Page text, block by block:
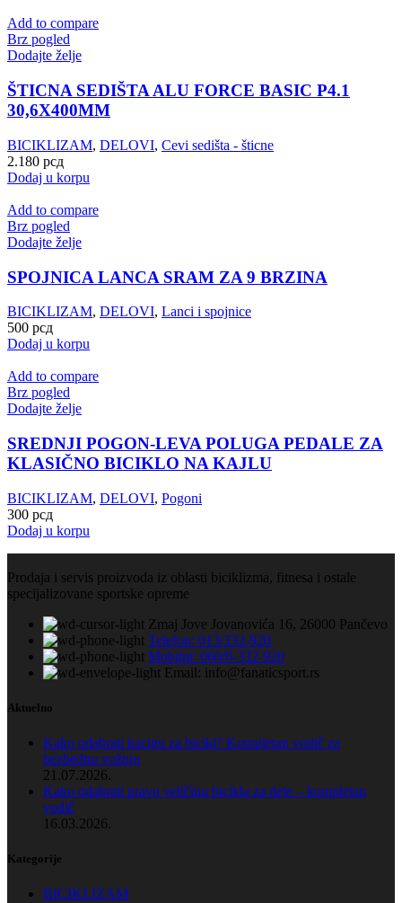
Add to compare
Brz pogled
Dodajte želje
ŠTICNA SEDIŠTA ALU FORCE BASIC P4.1
30,6X400MM
BICIKLIZAM, DELOVI, Cevi sedišta - šticne
2.180 рсд
Dodaj u korpu
Add to compare
Brz pogled
Dodajte želje
SPOJNICA LANCA SRAM ZA 9 BRZINA
BICIKLIZAM, DELOVI, Lanci i spojnice
500 рсд
Dodaj u korpu
Add to compare
Brz pogled
Dodajte želje
SREDNJI POGON-LEVA POLUGA PEDALE ZA
KLASIČNO BICIKLO NA KAJLU
BICIKLIZAM, DELOVI, Pogoni
300 рсд
Dodaj u korpu
Prodaja i servis proizvoda iz oblasti biciklizma, fitnesa i ostale
specijalizovane sportske opreme
Zmaj Jove Jovanovića 16, 26000 Pančevo
Telefon: 013/332-920
Mobilni: 060/0-332-920
Email: info@fanaticsport.rs
Aktuelno
Kako odabrati kacigu za bicikl? Kompletan vodič za
bezbednu vožnju
21.07.2026.
Kako odabrati pravu veličinu bicikla za dete – kompletan
vodič
16.03.2026.
Kategorije
BICIKLIZAM